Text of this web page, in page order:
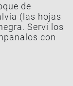
de
(las hojas
Servi los
con